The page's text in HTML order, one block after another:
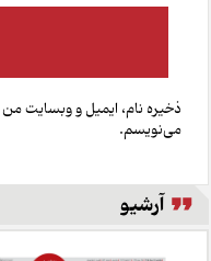
ذخیره نام، ایمیل و وبسایت من
می‌نویسم.
آرشیو